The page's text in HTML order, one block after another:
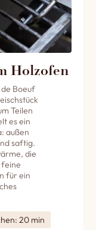
Holzofen
Boeuf
Teilen
es ein
außen
saftig.
die
feine
für ein
20 min